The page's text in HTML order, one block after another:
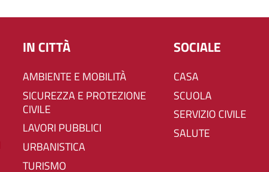
IN CITTÀ
AMBIENTE E MOBILITÀ
SICUREZZA E PROTEZIONE
CIVILE
LAVORI PUBBLICI
URBANISTICA
TURISMO
SOCIALE
CASA
SCUOLA
SERVIZIO CIVILE
SALUTE